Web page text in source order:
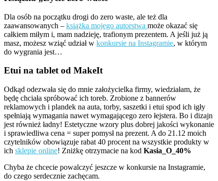
Dla osób na początku drogi do zero waste, ale też dla
zaawansowanych – książka mojego autorstwa może okazać się
całkiem miłym i, mam nadzieję, trafionym prezentem. A jeśli już ją
masz, możesz wziąć udział w konkursie na Instagramie, w którym
do wygrania jest…
Etui na tablet od MakeIt
Odkąd odezwała się do mnie założycielka firmy, wiedziałam, że
będę chciała spróbować ich toreb. Zrobione z bannerów
reklamowych i plandek na auta, torby, saszetki i etui spod ich igły
spełniają wymagania nawet wymagającego zero łejstera. Bo i dizajn
jest również ładny! Estetyczne wzory plus dobrej jakości wykonanie
i sprawiedliwa cena = super pomysł na prezent. A do 21.12 moich
czytelników obowiązuje rabat 40 procent na wszystkie produkty w
ich sklepie online! Zniżkę otrzymacie na kod Kasia_O_40%
Chyba że chcecie powalczyć jeszcze w konkursie na Instagramie,
do czego serdecznie zachęcam.